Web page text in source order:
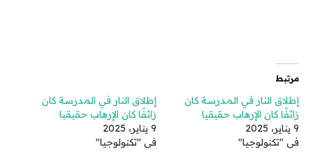
مرتبط
إطلاق النار في المدرسة كان
زائفًا كان الإرهاب حقيقيا
9 يناير، 2025
في "تكنولوجيا"
إطلاق النار في المدرسة كان
زائفًا كان الإرهاب حقيقيا
9 يناير، 2025
في "تكنولوجيا"